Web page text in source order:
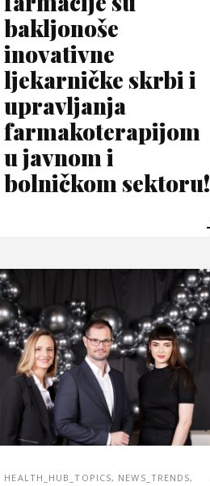
bakljonoše
inovativne
ljekarničke skrbi i
upravljanja
farmakoterapijom
u javnom i
bolničkom sektoru!
HEALTH_HUB_TOPICS, NEWS_TRENDS,